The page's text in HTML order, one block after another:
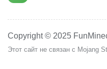
Copyright © 2025
Этот сайт не связан с Mojang